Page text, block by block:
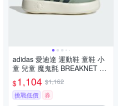
adidas 愛迪達 運動鞋 童鞋 小
童 兒童 魔鬼氈 BREAKNET 3.0
CF I 綠 KI8670
$1,104 $1,162
挑戰低價
券